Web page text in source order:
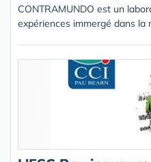
CONTRAMUNDO est un
expériences immergé dans la